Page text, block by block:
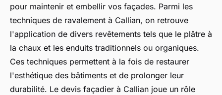
pour maintenir et embellir vos façades. Parmi les
techniques de ravalement à Callian, on retrouve
l'application de divers revêtements tels que le plâtre à
la chaux et les enduits traditionnels ou organiques.
Ces techniques permettent à la fois de restaurer
l'esthétique des bâtiments et de prolonger leur
durabilité. Le devis façadier à Callian joue un rôle